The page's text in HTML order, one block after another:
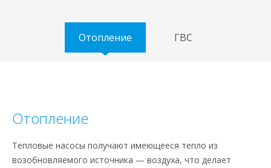
Отопление ГВС
Отопление
Тепловые насосы получают имеющееся тепло из
возобновляемого источника — воздуха, что делает